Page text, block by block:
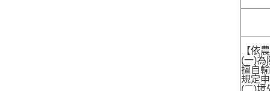
【依
(一)為
擅自
規定
(二)境